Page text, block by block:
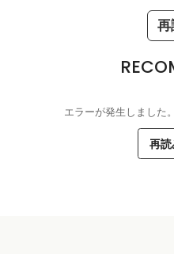
再
エラーが発生しました
再読